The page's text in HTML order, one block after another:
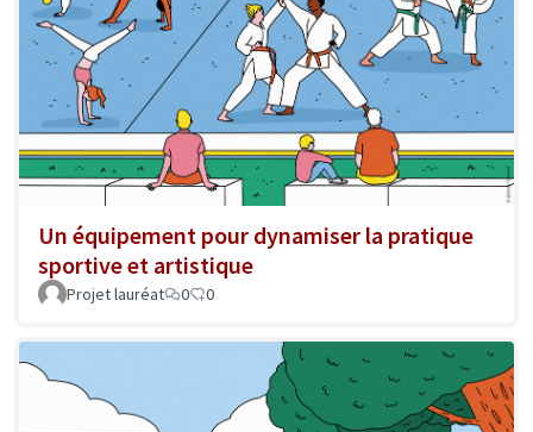
Un équipement pour dynamiser la pratique
sportive et artistique
Projet lauréat 0 0